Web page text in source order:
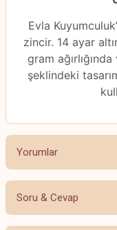
Evla
zincir. 14 ayar
gram
şeklindeki
Yorumlar
Bu
Soru & Cevap